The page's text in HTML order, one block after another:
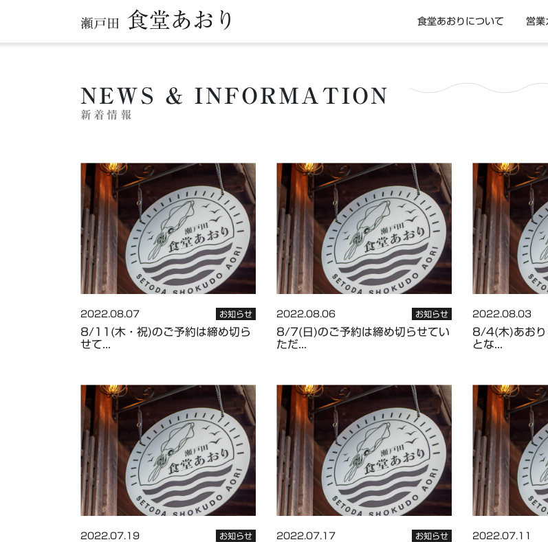
瀬戸田 食堂あおり 食堂あおりについて 営業
NEWS & INFORMATION
新着情報
2022.08.07 お知らせ
8/11(木・祝)のご予約は締め切ら
せて...
2022.08.06 お知らせ
8/7(日)のご予約は締め切らせてい
ただ...
2022.08.03
8/4(木)あおり
とな...
2022.07.19 お知らせ 2022.07.17 お知らせ 2022.07.11